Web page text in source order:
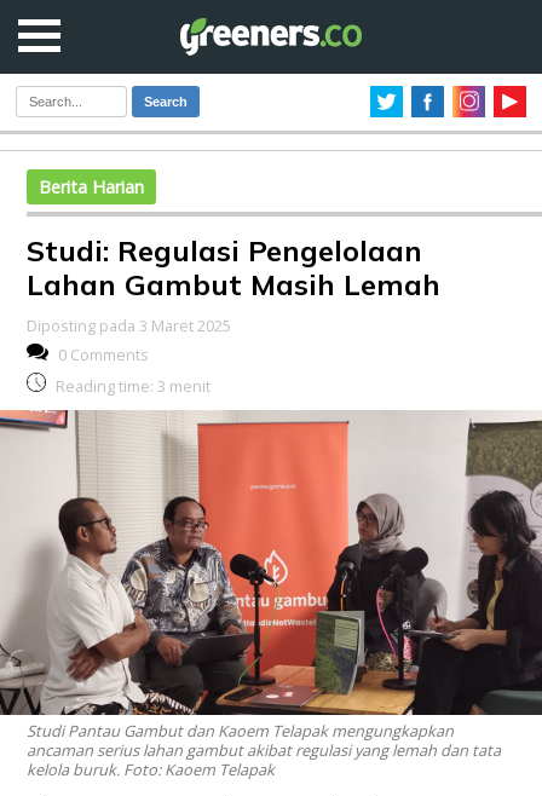
Search
Berita Harian
Studi: Regulasi Pengelolaan
Lahan Gambut Masih Lemah
Diposting pada 3 Maret 2025
0 Comments
Reading time: 3 menit
Studi Pantau Gambut dan Kaoem Telapak mengungkapkan
ancaman serius lahan gambut akibat regulasi yang lemah dan tata
kelola buruk. Foto: Kaoem Telapak